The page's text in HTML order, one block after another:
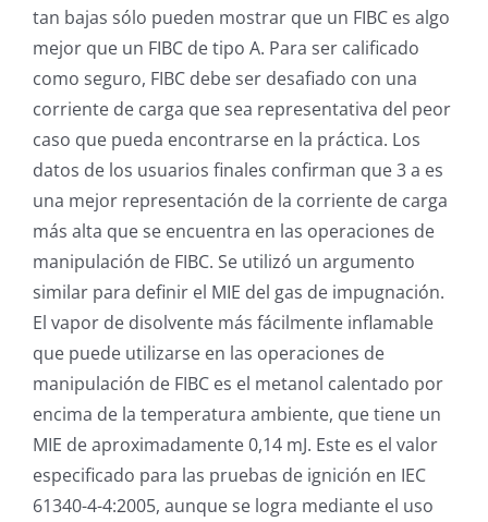
tan bajas sólo pueden mostrar que un FIBC es algo
mejor que un FIBC de tipo A. Para ser calificado
como seguro, FIBC debe ser desafiado con una
corriente de carga que sea representativa del peor
caso que pueda encontrarse en la práctica. Los
datos de los usuarios finales confirman que 3 a es
una mejor representación de la corriente de carga
más alta que se encuentra en las operaciones de
manipulación de FIBC. Se utilizó un argumento
similar para definir el MIE del gas de impugnación.
El vapor de disolvente más fácilmente inflamable
que puede utilizarse en las operaciones de
manipulación de FIBC es el metanol calentado por
encima de la temperatura ambiente, que tiene un
MIE de aproximadamente 0,14 mJ. Este es el valor
especificado para las pruebas de ignición en IEC
61340-4-4:2005, aunque se logra mediante el uso